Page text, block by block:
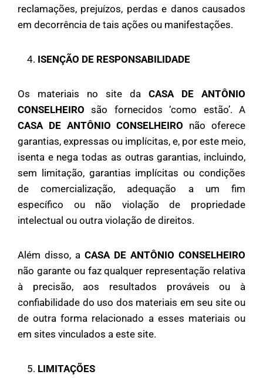
reclamações, prejuízos, perdas e danos causados
em decorrência de tais ações ou manifestações.
ISENÇÃO DE RESPONSABILIDADE
Os materiais no site da CASA DE ANTÔNIO
CONSELHEIRO são fornecidos ‘como estão’. A
CASA DE ANTÔNIO CONSELHEIRO não oferece
garantias, expressas ou implícitas, e, por este meio,
isenta e nega todas as outras garantias, incluindo,
sem limitação, garantias implícitas ou condições
de comercialização, adequação a um fim
específico ou não violação de propriedade
intelectual ou outra violação de direitos.
Além disso, a CASA DE ANTÔNIO CONSELHEIRO
não garante ou faz qualquer representação relativa
à precisão, aos resultados prováveis ​​ou à
confiabilidade do uso dos materiais em seu site ou
de outra forma relacionado a esses materiais ou
em sites vinculados a este site.
LIMITAÇÕES